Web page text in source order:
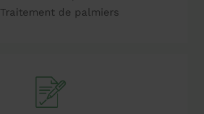
Traitement de palmiers